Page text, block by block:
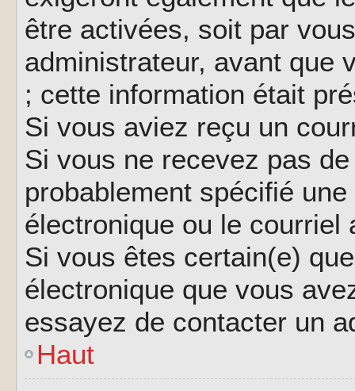
être activées, soit par
administrateur, avant que
; cette information était
Si vous aviez reçu un
Si vous ne recevez pas
probablement spécifié
électronique ou le courriel
Si vous êtes certain(e)
électronique que vous
essayez de contacter un
Haut